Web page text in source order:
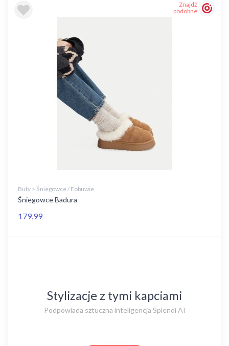
Znajdź
podobne
Buty > Śniegowce / Eobuwie
Śniegowce Badura
179,99
Stylizacje z tymi kapciami
Podpowiada sztuczna inteligencja Splendi AI